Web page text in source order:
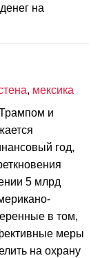
на
, мексика
и
год,
5 млрд
в том,
меры
на охрану